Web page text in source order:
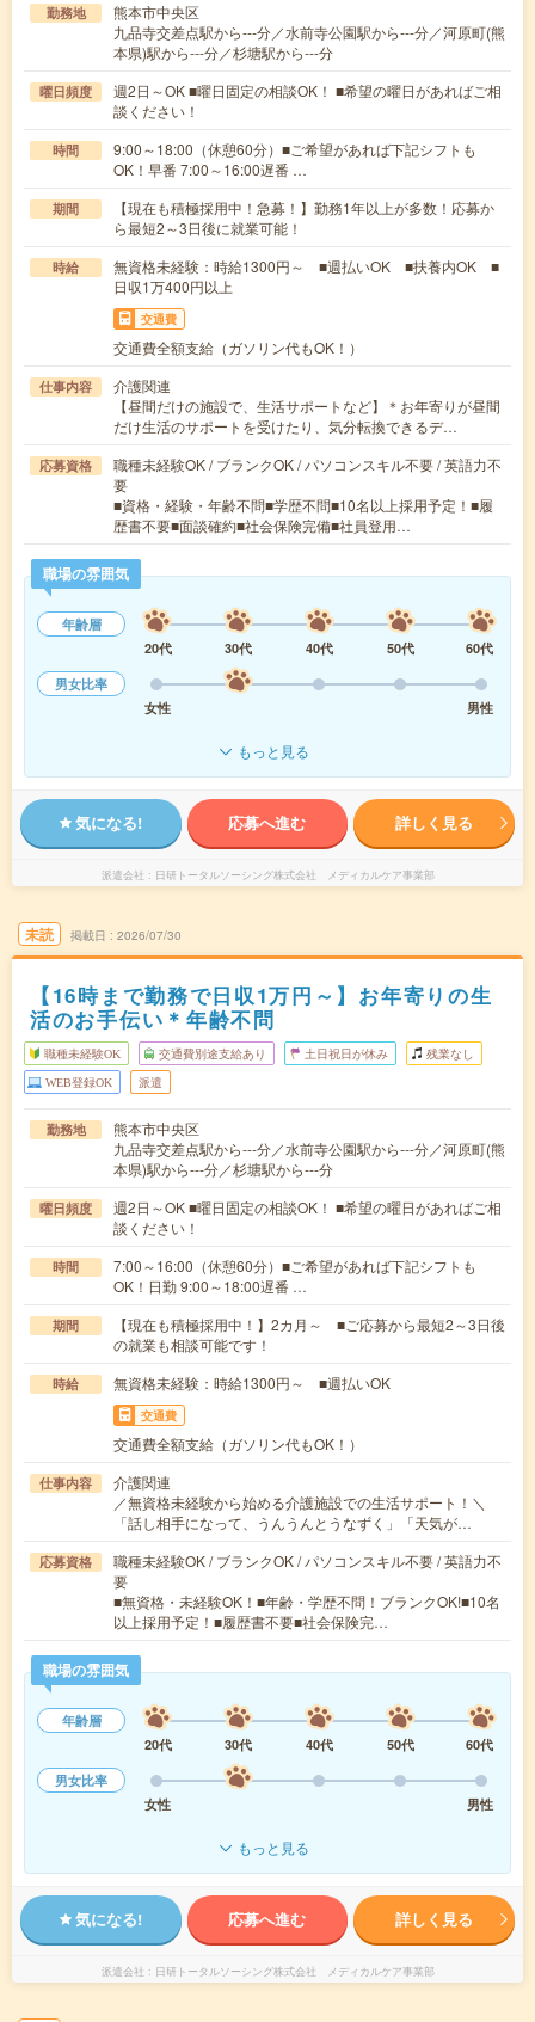
勤務地
熊本市中央区
九品寺交差点駅から---分／水前寺公園駅から---分／河原町(熊
本県)駅から---分／杉塘駅から---分
曜日頻度
週2日～OK ■曜日固定の相談OK！ ■希望の曜日があればご相
談ください！
時間
9:00～18:00（休憩60分）■ご希望があれば下記シフトも
OK！早番 7:00～16:00遅番 …
期間
【現在も積極採用中！急募！】勤務1年以上が多数！応募か
ら最短2～3日後に就業可能！
時給
無資格未経験：時給1300円～ ■週払いOK ■扶養内OK ■
日収1万400円以上
交通費
交通費全額支給（ガソリン代もOK！）
仕事内容
介護関連
【昼間だけの施設で、生活サポートなど】＊お年寄りが昼間
だけ生活のサポートを受けたり、気分転換できるデ…
応募資格
職種未経験OK / ブランクOK / パソコンスキル不要 / 英語力不
要
■資格・経験・年齢不問■学歴不問■10名以上採用予定！■履
歴書不要■面談確約■社会保険完備■社員登用…
職場の雰囲気
年齢層
20代
30代 40代 50代
60代
男女比率
女性
男性
もっと見る
気になる! 応募へ進む 詳しく見る
派遣会社 日研トータルソーシング株式会社 メディカルケア事業部
未読 掲載日 2026/07/30
【16時まで勤務で日収1万円～】お年寄りの生
活のお手伝い＊年齢不問
職種未経験OK 交通費別途支給あり 土日祝日が休み 残業なし
WEB登録OK 派遣
勤務地
熊本市中央区
九品寺交差点駅から---分／水前寺公園駅から---分／河原町(熊
本県)駅から---分／杉塘駅から---分
曜日頻度
週2日～OK ■曜日固定の相談OK！ ■希望の曜日があればご相
談ください！
時間
7:00～16:00（休憩60分）■ご希望があれば下記シフトも
OK！日勤 9:00～18:00遅番 …
期間
【現在も積極採用中！】2カ月～ ■ご応募から最短2～3日後
の就業も相談可能です！
時給 無資格未経験：時給1300円～ ■週払いOK
交通費
交通費全額支給（ガソリン代もOK！）
仕事内容
介護関連
／無資格未経験から始める介護施設での生活サポート！＼
「話し相手になって、うんうんとうなずく」「天気が…
応募資格
職種未経験OK / ブランクOK / パソコンスキル不要 / 英語力不
要
■無資格・未経験OK！■年齢・学歴不問！ブランクOK!■10名
以上採用予定！■履歴書不要■社会保険完…
職場の雰囲気
年齢層
20代
30代 40代 50代
60代
男女比率
女性
男性
もっと見る
気になる! 応募へ進む 詳しく見る
派遣会社 日研トータルソーシング株式会社 メディカルケア事業部